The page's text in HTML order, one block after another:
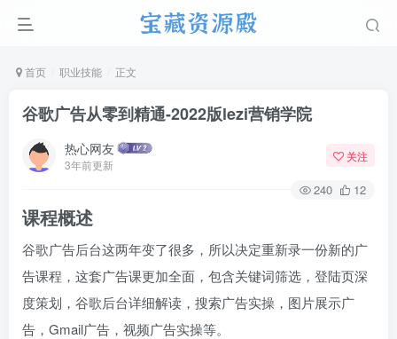
首页 职业技能 正文
谷歌广告从零到精通-2022版lezi营销学院
热心网友
3年前更新
关注
240 12
课程概述
谷歌广告后台这两年变了很多，所以决定重新录一份新的广
告课程，这套广告课更加全面，包含关键词筛选，登陆页深
度策划，谷歌后台详细解读，搜索广告实操，图片展示广
告，Gmail广告，视频广告实操等。